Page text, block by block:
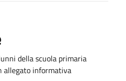
della scuola primaria
allegato informativa